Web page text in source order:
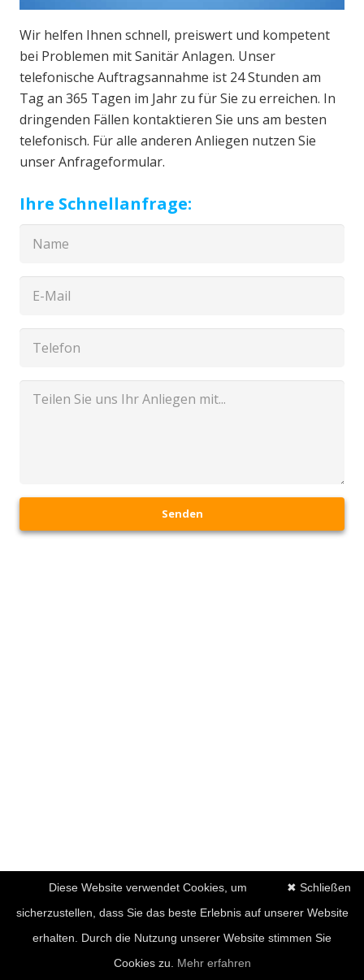
Wir helfen Ihnen schnell, preiswert und kompetent
bei Problemen mit Sanitär Anlagen. Unser
telefonische Auftragsannahme ist 24 Stunden am
Tag an 365 Tagen im Jahr zu für Sie zu erreichen. In
dringenden Fällen kontaktieren Sie uns am besten
telefonisch. Für alle anderen Anliegen nutzen Sie
unser Anfrageformular.
Ihre Schnellanfrage:
Senden
✖ Schließen
Diese Website verwendet Cookies, um
sicherzustellen, dass Sie das beste Erlebnis auf unserer Website
erhalten. Durch die Nutzung unserer Website stimmen Sie
Cookies zu. Mehr erfahren